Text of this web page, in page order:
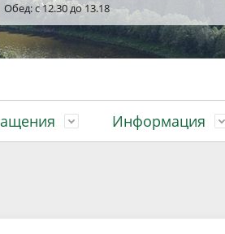
Обед: с 12.30 до 13.18
Информация